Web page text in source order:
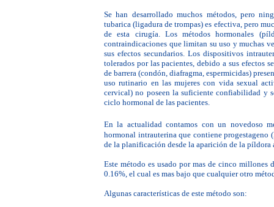
Se han desarrollado muchos métodos, pero
tubarica (ligadura de trompas) es efectiva, pero
de esta cirugía. Los métodos hormonales
contraindicaciones que limitan su uso y muchas
sus efectos secundarios. Los dispositivos
tolerados por las pacientes, debido a sus efectos
de barrera (condón, diafragma, espermicidas)
uso rutinario en las mujeres con vida sexual
cervical) no poseen la suficiente confiabilidad y
ciclo hormonal de las pacientes.
En la actualidad contamos con un novedoso
hormonal intrauterina que contiene progestageno
de la planificación desde la aparición de la píldora
Este método es usado por mas de cinco millones
0.16%, el cual es mas bajo que cualquier otro
Algunas características de este método son: